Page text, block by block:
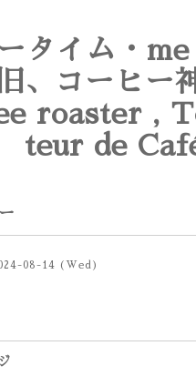
タイム・
旧、コーヒー
roaster ,
teur de
08-14 (Wed)